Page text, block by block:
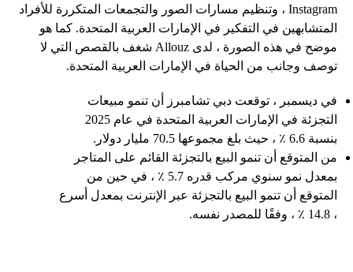
Instagram ، وتنظيم مسارات الصور والتجمعات المتكررة للأفراد
المتشابهين في التفكير في الإمارات العربية المتحدة. كما هو
موضح في هذه الصورة ، لدى Allouz شغف بالقصص التي لا
توصف وجانب من الحياة في الإمارات العربية المتحدة.
في ديسمبر ، توقعت دبي تشامبرز أن تنمو مبيعات
التجزئة في الإمارات العربية المتحدة في عام 2025
بنسبة 6.6 ٪ ، حيث بلغ مجموعها 70.5 مليار دولار.
من المتوقع أن تنمو البيع بالتجزئة القائم على المتاجر
بمعدل نمو سنوي مركب قدره 5.7 ٪ ، في حين من
المتوقع أن تنمو البيع بالتجزئة عبر الإنترنت بمعدل أسرع
، 14.8 ٪ ، وفقًا للمصدر نفسه.